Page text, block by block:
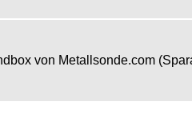
von Metallsonde.com